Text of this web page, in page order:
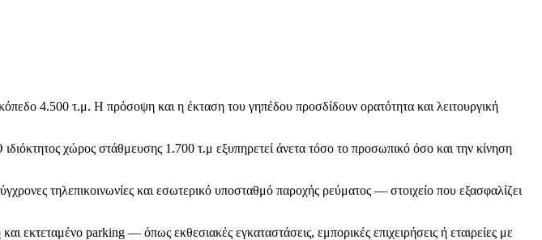
4.500 τ.μ. Η πρόσοψη και η έκταση του γηπέδου προσδίδουν ορατότητα και λειτουργική
χώρος στάθμευσης 1.700 τ.μ εξυπηρετεί άνετα τόσο το προσωπικό όσο και την κίνηση
τηλεπικοινωνίες και εσωτερικό υποσταθμό παροχής ρεύματος — στοιχείο που εξασφαλίζει
εκτεταμένο parking — όπως εκθεσιακές εγκαταστάσεις, εμπορικές επιχειρήσεις ή εταιρείες με